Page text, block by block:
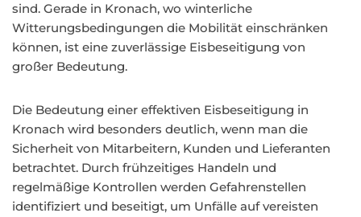
sind. Gerade in Kronach, wo winterliche
Witterungsbedingungen die Mobilität einschränken
können, ist eine zuverlässige Eisbeseitigung von
großer Bedeutung.
Die Bedeutung einer effektiven Eisbeseitigung in
Kronach wird besonders deutlich, wenn man die
Sicherheit von Mitarbeitern, Kunden und Lieferanten
betrachtet. Durch frühzeitiges Handeln und
regelmäßige Kontrollen werden Gefahrenstellen
identifiziert und beseitigt, um Unfälle auf vereisten